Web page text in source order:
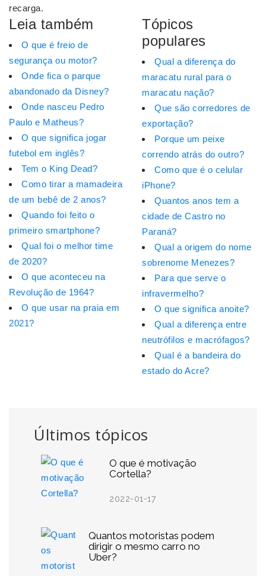
Últimos tópicos
O que é motivação
Cortella?
2022-01-17
Quantos motoristas podem
dirigir o mesmo carro no
Uber?
recarga.
Leia também
O que é freio de
segurança ou motor?
Onde fica o parque
abandonado da Disney?
Onde nasceu Pedro
Paulo e Matheus?
O que significa jogar
futebol em inglês?
Tem o King Dead?
Como tirar a mamadeira
de um bebê de 2 anos?
Quando foi feito o
primeiro smartphone?
Qual foi o melhor time
de 2020?
O que aconteceu na
Revolução de 1964?
O que usar na praia em
2021?
Tópicos
populares
Qual a diferença do
maracatu rural para o
maracatu nação?
Que são corredores de
exportação?
Porque um peixe
correndo atrás do outro?
Como que é o celular
iPhone?
Quantos anos tem a
cidade de Castro no
Paraná?
Qual a origem do nome
sobrenome Menezes?
Para que serve o
infravermelho?
O que significa anoite?
Qual a diferença entre
neutrófilos e macrófagos?
Qual é a bandeira do
estado do Acre?